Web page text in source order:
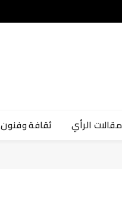
مقالات الرأي ثقافة وفنون